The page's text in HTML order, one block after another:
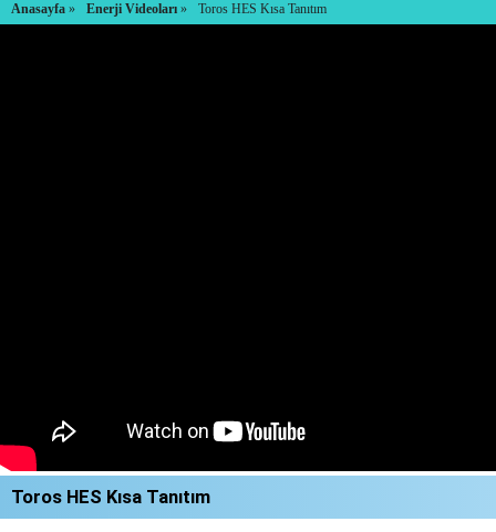
Anasayfa » Enerji Videoları » Toros HES Kısa Tanıtım
Toros HES Kısa Tanıtım